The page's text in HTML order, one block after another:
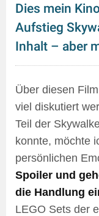
Dies mein
Aufstieg
Inhalt – aber
Über diesen
viel diskutiert
Teil der
konnte, möchte
persönlichen
Spoiler und
die Handlung
LEGO Sets der